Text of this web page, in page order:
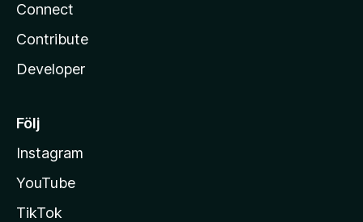
Connect
Contribute
Developer
Följ
Instagram
YouTube
TikTok